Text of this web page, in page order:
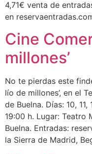
4,71€ venta de
en
Cine
millones’
No te pierdas este
lío de millones’, en el
de Buelna. Días: 10,
19:00 h. Lugar: Teatro
Buelna. Entradas:
la Sierra de Madrid,